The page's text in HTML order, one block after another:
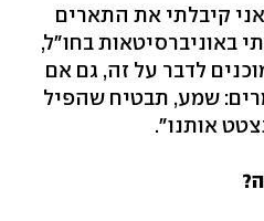
קיבלתי את התארים
באוניברסיטאות בחו"ל,
לדבר על זה, גם אם
שמע, תבטיח שהפיל
אותנו".